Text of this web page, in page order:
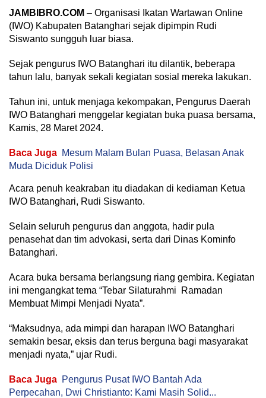
JAMBIBRO.COM – Organisasi Ikatan Wartawan Online
(IWO) Kabupaten Batanghari sejak dipimpin Rudi
Siswanto sungguh luar biasa.
Sejak pengurus IWO Batanghari itu dilantik, beberapa
tahun lalu, banyak sekali kegiatan sosial mereka lakukan.
Tahun ini, untuk menjaga kekompakan, Pengurus Daerah
IWO Batanghari menggelar kegiatan buka puasa bersama,
Kamis, 28 Maret 2024.
Baca Juga Mesum Malam Bulan Puasa, Belasan Anak
Muda Diciduk Polisi
Acara penuh keakraban itu diadakan di kediaman Ketua
IWO Batanghari, Rudi Siswanto.
Selain seluruh pengurus dan anggota, hadir pula
penasehat dan tim advokasi, serta dari Dinas Kominfo
Batanghari.
Acara buka bersama berlangsung riang gembira. Kegiatan
ini mengangkat tema “Tebar Silaturahmi Ramadan
Membuat Mimpi Menjadi Nyata”.
“Maksudnya, ada mimpi dan harapan IWO Batanghari
semakin besar, eksis dan terus berguna bagi masyarakat
menjadi nyata,” ujar Rudi.
Baca Juga Pengurus Pusat IWO Bantah Ada
Perpecahan, Dwi Christianto: Kami Masih Solid...